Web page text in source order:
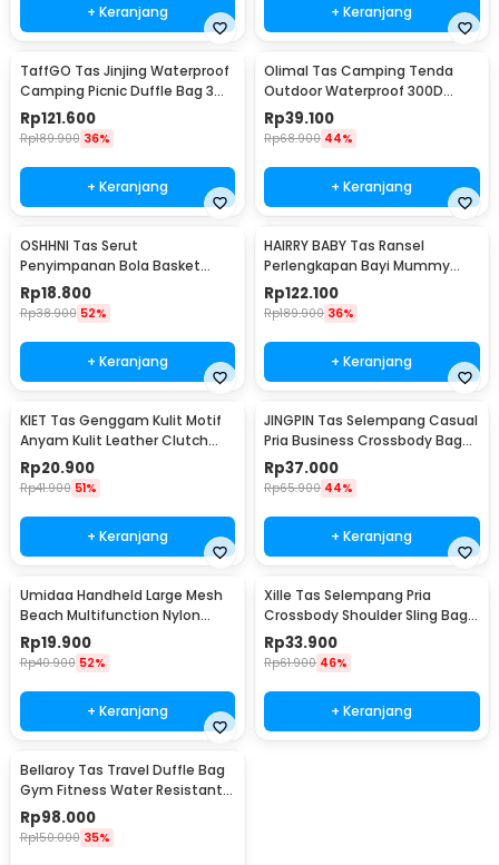
+ Keranjang + Keranjang
TaffGO Tas Jinjing Waterproof
Camping Picnic Duffle Bag 3
Slots - C60
Rp121.600
Rp189.900 36%
+ Keranjang
Olimal Tas Camping Tenda
Outdoor Waterproof 300D
Oxford Storage Bag - OM-30
Rp39.100
Rp68.900 44%
+ Keranjang
OSHHNI Tas Serut
Penyimpanan Bola Basket
Olahraga Drawstring Bag Mesh
- SH30
Rp18.800
Rp38.900 52%
+ Keranjang
HAIRRY BABY Tas Ransel
Perlengkapan Bayi Mummy
Diaper Travel Bag - CC23
Rp122.100
Rp189.900 36%
+ Keranjang
KIET Tas Genggam Kulit Motif
Anyam Kulit Leather Clutch
Bag - KT1912
Rp20.900
Rp41.900 51%
+ Keranjang
JINGPIN Tas Selempang Casual
Pria Business Crossbody Bag
PU Leather - JP2
Rp37.000
Rp65.900 44%
+ Keranjang
Umidaa Handheld Large Mesh
Beach Multifunction Nylon
Tote Bag - INU163
Rp19.900
Rp40.900 52%
+ Keranjang
Xille Tas Selempang Pria
Crossbody Shoulder Sling Bag
Oxford Fabric - 9980
Rp33.900
Rp61.900 46%
+ Keranjang
Bellaroy Tas Travel Duffle Bag
Gym Fitness Water Resistant
36-55L - C50
Rp98.000
Rp150.000 35%